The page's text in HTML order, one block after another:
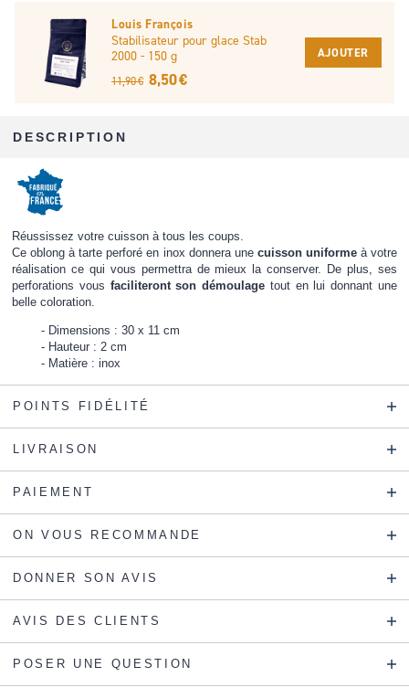
Louis François
Stabilisateur pour glace Stab
2000 - 150 g
11,90 € 8,50 €
AJOUTER
DESCRIPTION
Réussissez votre cuisson à tous les coups.
Ce oblong à tarte perforé en inox donnera une cuisson uniformeà votre
réalisation ce qui vous permettra de mieux la conserver. De plus, ses
perforations vous faciliteront son démoulage tout en lui donnant une
belle coloration.
Dimensions : 30 x 11 cm
Hauteur : 2 cm
Matière : inox
POINTS FIDÉLITÉ
LIVRAISON
PAIEMENT
ON VOUS RECOMMANDE
DONNER SON AVIS
AVIS DES CLIENTS
POSER UNE QUESTION